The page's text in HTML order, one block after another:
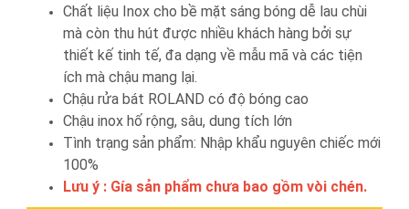
Chất liệu Inox cho bề mặt sáng bóng dễ lau chùi
mà còn thu hút được nhiều khách hàng bởi sự
thiết kế tinh tế, đa dạng về mẫu mã và các tiện
ích mà chậu mang lại.
Chậu rửa bát ROLAND có độ bóng cao
Chậu inox hố rộng, sâu, dung tích lớn
Tình trạng sản phẩm: Nhập khẩu nguyên chiếc mới
100%
Lưu ý : Gía sản phẩm chưa bao gồm vòi chén.